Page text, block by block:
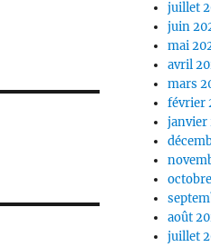
juillet
juin
mai
avril
mars
février
janvier
août
juillet